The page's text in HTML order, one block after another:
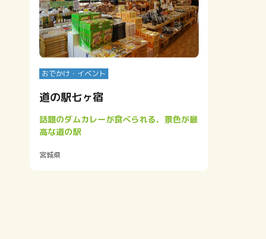
おでかけ・イベント
道の駅七ヶ宿
話題のダムカレーが食べられる、景色が最
高な道の駅
宮城県